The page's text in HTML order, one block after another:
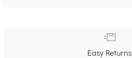
Easy Returns